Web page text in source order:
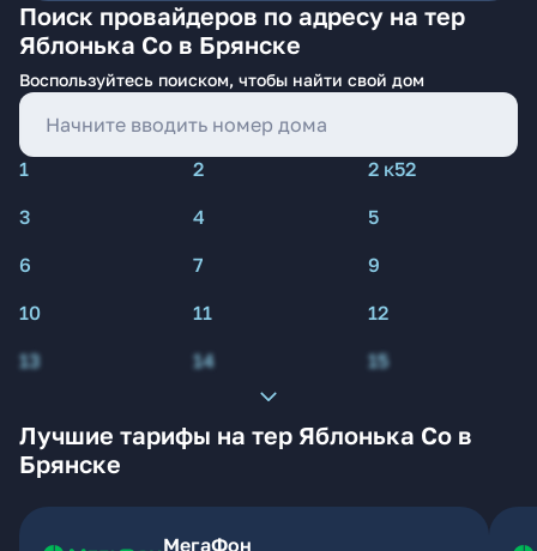
Поиск провайдеров по адресу на тер
Яблонька Со в Брянске
Воспользуйтесь поиском, чтобы найти свой дом
1 2
2 к52
3
4
5
6
7
9
10
11
12
13
14 15
Лучшие тарифы на тер Яблонька Со в
Брянске
МегаФон